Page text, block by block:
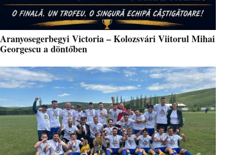
Aranyosegerbegyi Victoria – Kolozsvári Viitorul Mihai
Georgescu a döntőben